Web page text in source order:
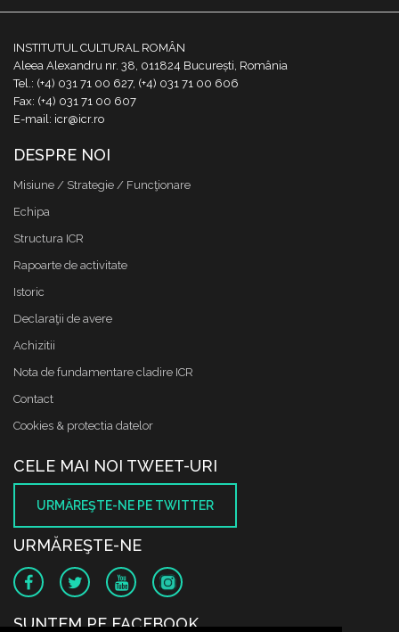
INSTITUTUL CULTURAL ROMÂN
Aleea Alexandru nr. 38, 011824 București, România
Tel.: (+4) 031 71 00 627, (+4) 031 71 00 606
Fax: (+4) 031 71 00 607
E-mail: icr@icr.ro
DESPRE NOI
Misiune / Strategie / Funcţionare
Echipa
Structura ICR
Rapoarte de activitate
Istoric
Declaraţii de avere
Achizitii
Nota de fundamentare cladire ICR
Contact
Cookies & protectia datelor
CELE MAI NOI TWEET-URI
URMĂREŞTE-NE PE TWITTER
URMĂREŞTE-NE
SUNTEM PE FACEBOOK